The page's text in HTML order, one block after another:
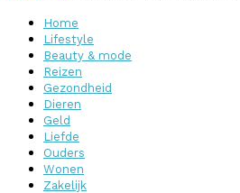
Home
Lifestyle
Beauty & mode
Reizen
Gezondheid
Dieren
Geld
Liefde
Ouders
Wonen
Zakelijk